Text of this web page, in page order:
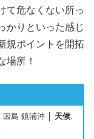
て危なくない所っ
かりといった感じ
規ポイントを開拓
場所！
島 鏡浦沖 │ 天候: